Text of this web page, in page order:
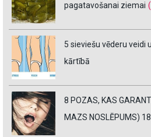
pagatavošanai ziemai
5 sieviešu vēderu veidi
kārtībā
8 POZAS, KAS
MAZS NOSLĒPUMS)